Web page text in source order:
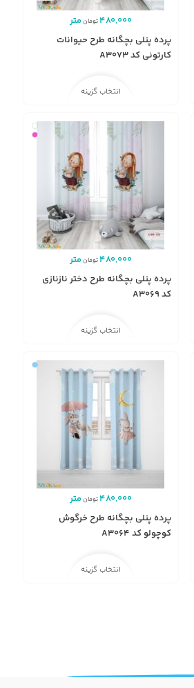
480,000تومانمتر
پرده پنلی بچگانه طرح حیوانات
کارتونی کد A3073
انتخاب گزینه
480,000تومانمتر
پرده پنلی بچگانه طرح دختر نازنازی
کد A3069
انتخاب گزینه
480,000تومانمتر
پرده پنلی بچگانه طرح خرگوش
کوچولو کد A3064
انتخاب گزینه